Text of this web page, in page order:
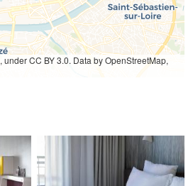
, under CC BY 3.0. Data by OpenStreetMap,